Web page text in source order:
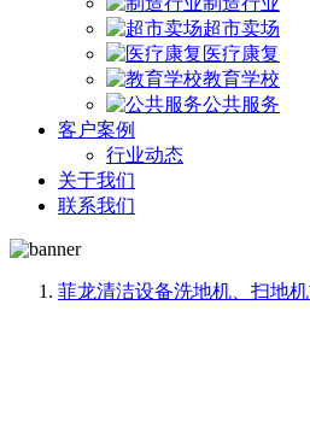
超市卖场
医疗康复
教育学校
公共服务
客户案例
行业动态
关于我们
联系我们
菲龙清洁设备洗地机、扫地机